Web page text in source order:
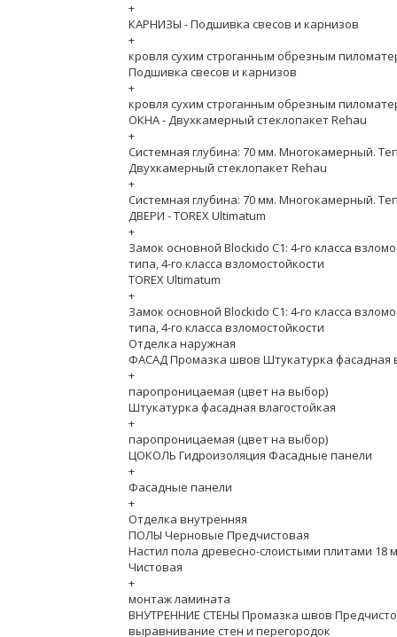
+
КАРНИЗЫ - Подшивка свесов и карнизов
+
кровля сухим строганным обрезным
Подшивка свесов и карнизов
+
кровля сухим строганным обрезным
ОКНА - Двухкамерный стеклопакет Rehau
+
Системная глубина: 70 мм. Многокамерный.
Двухкамерный стеклопакет Rehau
+
Системная глубина: 70 мм. Многокамерный.
ДВЕРИ - TOREX Ultimatum
+
Замок основной Blockido C1: 4-го класса
типа, 4-го класса взломостойкости
TOREX Ultimatum
+
Замок основной Blockido C1: 4-го класса
типа, 4-го класса взломостойкости
Отделка наружная
ФАСАД Промазка швов Штукатурка фасадная
+
паропроницаемая (цвет на выбор)
Штукатурка фасадная влагостойкая
+
паропроницаемая (цвет на выбор)
ЦОКОЛЬ Гидроизоляция Фасадные панели
+
Фасадные панели
+
Отделка внутренняя
ПОЛЫ Черновые Предчистовая
Настил пола древесно-слоистыми плитами 18
Чистовая
+
монтаж ламината
ВНУТРЕННИЕ СТЕНЫ Промазка швов
выравнивание стен и перегородок